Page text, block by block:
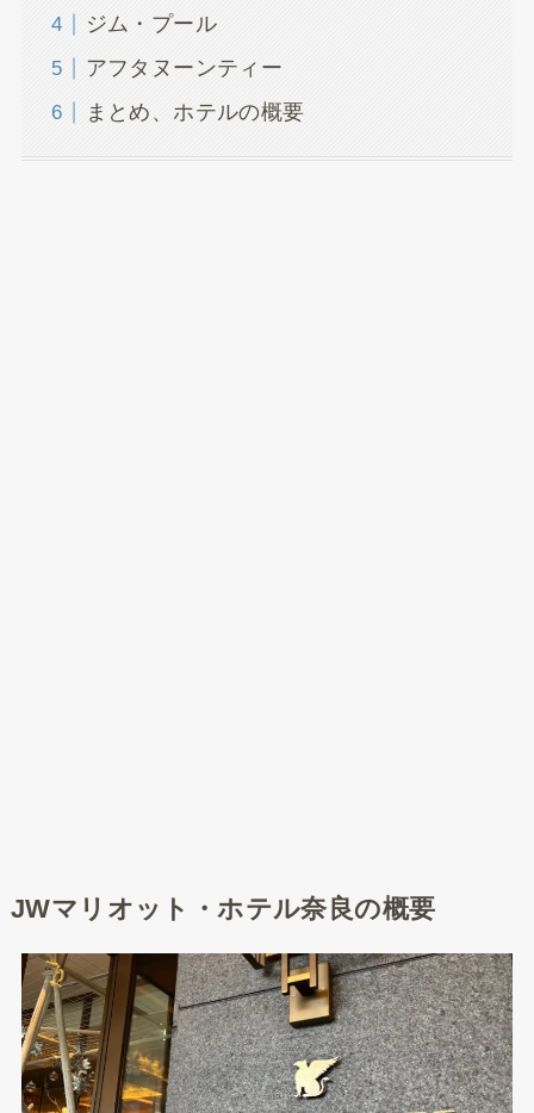
ジム・プール
アフタヌーンティー
まとめ、ホテルの概要
JWマリオット・ホテル奈良の概要